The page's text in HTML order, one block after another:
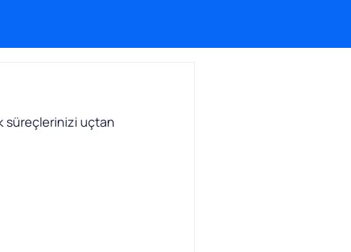
süreçlerinizi uçtan